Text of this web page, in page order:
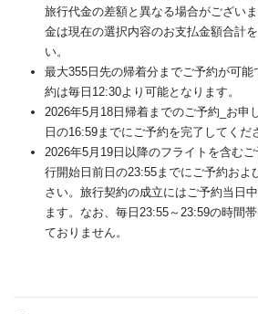
旅行代金の差額と異なる場合がござい
金は現在の選択内容のお支払金額合計
い。
最大355日先の帰着分までご予約が可能
約は毎日12:30より可能となります。
2026年5月18日帰着までのご予約_お申
日の16:59までにご予約を完了してくだ
2026年5月19日以降のフライトを含む
行開始日前日の23:55までにご予約およ
さい。旅行契約の成立にはご予約当日
ます。なお、毎日23:55～23:59の時間
ておりません。